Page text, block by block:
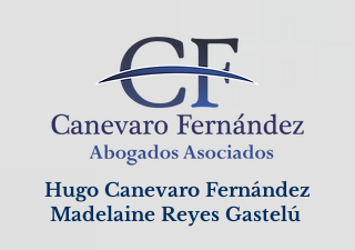
Hugo Canevaro Fernández
Madelaine Reyes Gastelú